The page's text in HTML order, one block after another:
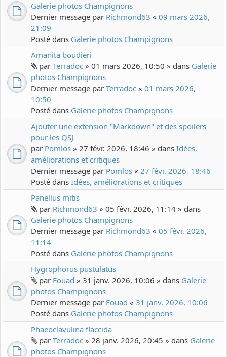
Galerie photos Champignons
Dernier message par Richmond63 « 09 mars 2026,
21:09
Posté dans Galerie photos Champignons
Amanita boudieri
par Terradoc » 01 mars 2026, 10:50 » dans Galerie
photos Champignons
Dernier message par Terradoc « 01 mars 2026,
10:50
Posté dans Galerie photos Champignons
Ajouter une extension "Markdown" et des spoilers
pour les QSJ
par Pomlos » 27 févr. 2026, 18:46 » dans Idées,
améliorations et critiques
Dernier message par Pomlos « 27 févr. 2026, 18:46
Posté dans Idées, améliorations et critiques
Panellus mitis
par Richmond63 » 05 févr. 2026, 11:14 » dans
Galerie photos Champignons
Dernier message par Richmond63 « 05 févr. 2026,
11:14
Posté dans Galerie photos Champignons
Hygrophorus pustulatus
par Fouad » 31 janv. 2026, 10:06 » dans Galerie
photos Champignons
Dernier message par Fouad « 31 janv. 2026, 10:06
Posté dans Galerie photos Champignons
Phaeoclavulina flaccida
par Terradoc » 28 janv. 2026, 20:45 » dans Galerie
photos Champignons